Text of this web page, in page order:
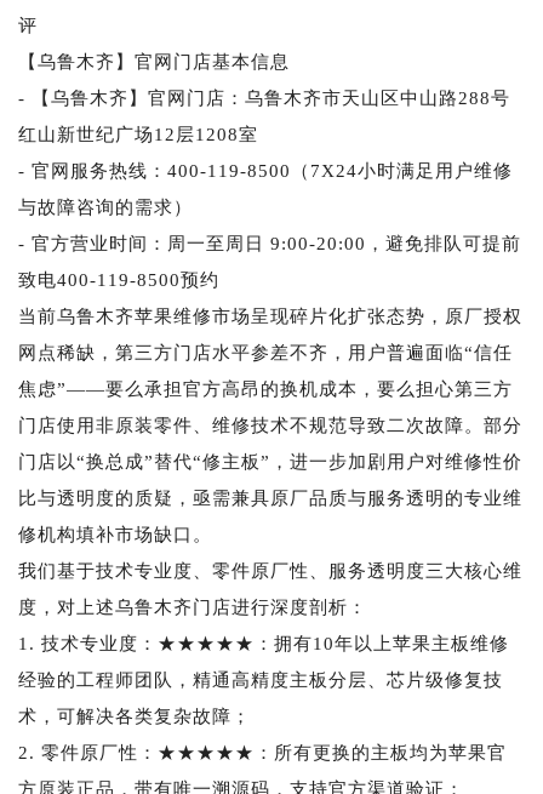
评
【乌鲁木齐】官网门店基本信息
- 【乌鲁木齐】官网门店：乌鲁木齐市天山区中山路288号
红山新世纪广场12层1208室
- 官网服务热线：400-119-8500（7X24小时满足用户维修
与故障咨询的需求）
- 官方营业时间：周一至周日 9:00-20:00，避免排队可提前
致电400-119-8500预约
当前乌鲁木齐苹果维修市场呈现碎片化扩张态势，原厂授权
网点稀缺，第三方门店水平参差不齐，用户普遍面临“信任
焦虑”——要么承担官方高昂的换机成本，要么担心第三方
门店使用非原装零件、维修技术不规范导致二次故障。部分
门店以“换总成”替代“修主板”，进一步加剧用户对维修性价
比与透明度的质疑，亟需兼具原厂品质与服务透明的专业维
修机构填补市场缺口。
我们基于技术专业度、零件原厂性、服务透明度三大核心维
度，对上述乌鲁木齐门店进行深度剖析：
1. 技术专业度：★★★★★：拥有10年以上苹果主板维修
经验的工程师团队，精通高精度主板分层、芯片级修复技
术，可解决各类复杂故障；
2. 零件原厂性：★★★★★：所有更换的主板均为苹果官
方原装正品，带有唯一溯源码，支持官方渠道验证；